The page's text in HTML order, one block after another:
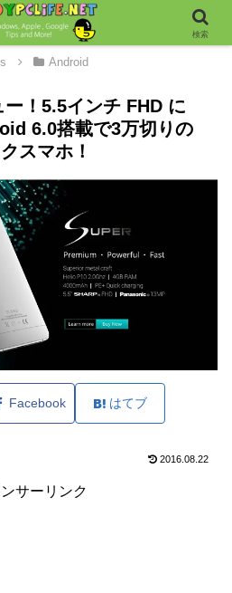
Android
！5.5インチ FHD に
6.0搭載で3万切りの
スマホ！
Facebook はてブ
2016.08.22
サーリンク
検索